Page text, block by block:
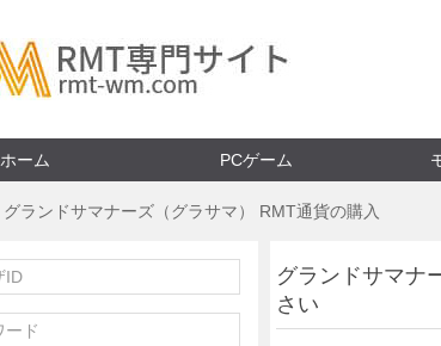
ホーム PCゲーム
グランドサマナーズ（グラサマ） RMT通貨の購入
グランドサマナ
さい